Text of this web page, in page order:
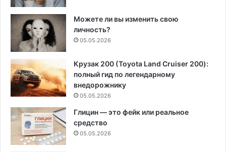
Можете ли вы изменить свою
личность?
05.05.2026
Крузак 200 (Toyota Land Cruiser 200):
полный гид по легендарному
внедорожнику
05.05.2026
Глицин — это фейк или реальное
средство
05.05.2026